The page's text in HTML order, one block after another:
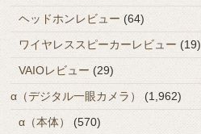
ヘッドホンレビュー (64)
ワイヤレススピーカーレビュー (19)
VAIOレビュー (29)
α（デジタル一眼カメラ）
(1,962)
α（本体）
(570)